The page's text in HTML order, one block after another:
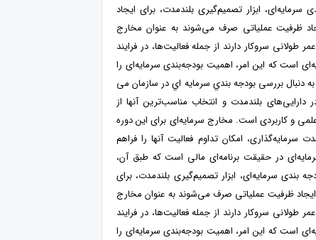
ابزار تصمیم‌گیری بلندمدت، برای ایجاد
ظرفیت عملیاتی صرف می‌شوند به عنوان مخارج
طولانی سروکار دارند از جمله فعالیت‌ها، در فرایند
است که این امر، اهمیت بودجه‌بندی سرمایه‌ای را
دنبال بررسی بودجه بندي سرمايه اي در سازمان می
دارایی‌های بلندمدت و انتخاب مناسب‌ترین آنها از
و کاربردی است. مخارج سرمایه‌ای برای این دوره
سرمایه‌گذاری، امکان تداوم فعالیت آنها را فراهم
در حقیقت برنامه‌ای مالی است که طبق آن،
سرمایه‌ای، ابزار تصمیم‌گیری بلندمدت، برای
ظرفیت عملیاتی صرف می‌شوند به عنوان مخارج
طولانی سروکار دارند از جمله فعالیت‌ها، در فرایند
است که این امر، اهمیت بودجه‌بندی سرمایه‌ای را